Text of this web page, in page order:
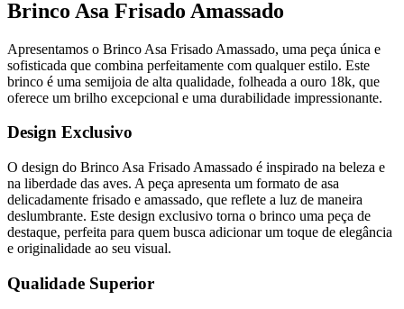
Brinco Asa Frisado Amassado
Apresentamos o Brinco Asa Frisado Amassado, uma peça única e
sofisticada que combina perfeitamente com qualquer estilo. Este
brinco é uma semijoia de alta qualidade, folheada a ouro 18k, que
oferece um brilho excepcional e uma durabilidade impressionante.
Design Exclusivo
O design do Brinco Asa Frisado Amassado é inspirado na beleza e
na liberdade das aves. A peça apresenta um formato de asa
delicadamente frisado e amassado, que reflete a luz de maneira
deslumbrante. Este design exclusivo torna o brinco uma peça de
destaque, perfeita para quem busca adicionar um toque de elegância
e originalidade ao seu visual.
Qualidade Superior